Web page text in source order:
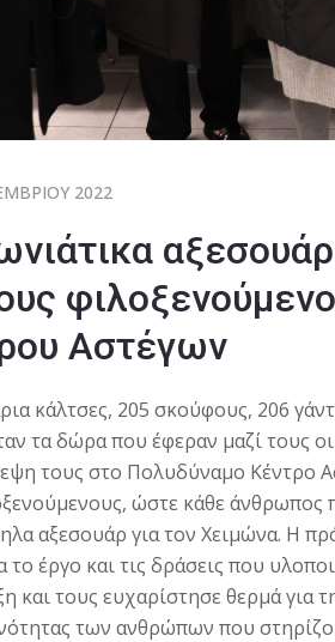
2022
Αστέγων
κάλτσες, 205 σκούφους, 206
τα δώρα που έφεραν μαζί τους
τους στο Πολυδύναμο Κέντρο
ώστε κάθε άνθρωπος
αξεσουάρ για τον Χειμώνα. Η
το έργο και τις δράσεις που
και τους ευχαρίστησε θερμά
των ανθρώπων που